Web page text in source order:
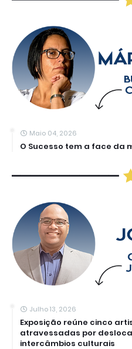
Maio 04, 2026
O Sucesso tem a face da
Julho 13, 2026
Exposição reúne cinco
atravessadas por
intercâmbios culturais